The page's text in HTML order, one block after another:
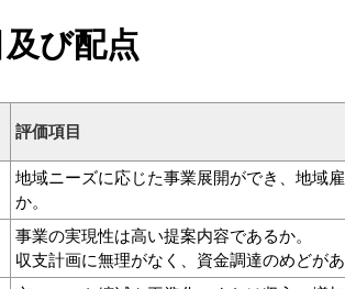
び配点
評価項目
地域ニーズに応じた事業展開ができ、地域
か。
事業の実現性は高い提案内容であるか。
収支計画に無理がなく、資金調達のめどが